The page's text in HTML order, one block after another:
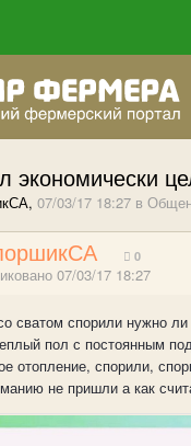
экономически
07/03/17 18:27 в
0
07/03/17 18:27
сватом спорили нужно
пол с постоянным
отопление, спорили,
не пришли а как